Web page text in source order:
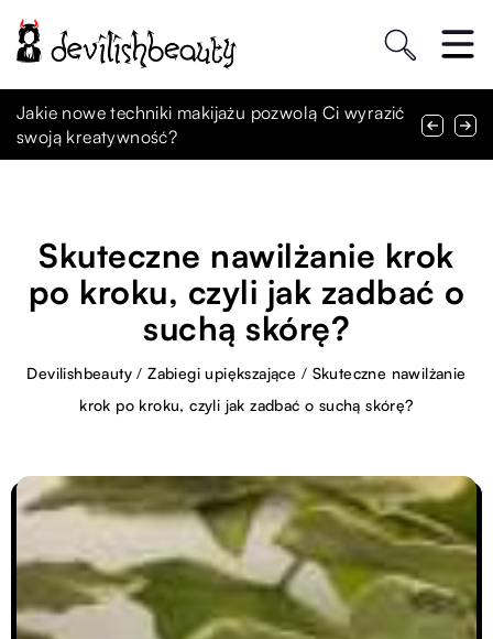
Jak dobrać idealną sukienkę na każdą okazję:
Praktyczny przewodnik dla kobiet
Jakie nowe techniki makijażu pozwolą Ci wyrazić
swoją kreatywność?
Jakie kolory makijażu będą królować w tym
sezonie na wieczorne wyjścia?
Skuteczne nawilżanie krok
po kroku, czyli jak zadbać o
suchą skórę?
Devilishbeauty /Zabiegi upiększające / Skuteczne nawilżanie
krok po kroku, czyli jak zadbać o suchą skórę?